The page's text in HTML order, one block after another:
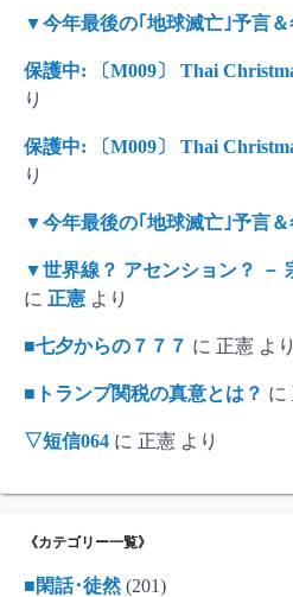
▼今年最後の｢地球滅亡｣予言＆
保護中: 〔M009〕 Thai
り
保護中: 〔M009〕 Thai
り
▼今年最後の｢地球滅亡｣予言＆
▼世界線？ アセンション？ －
に 正憲 より
■七夕からの７７７ に 正憲 より
■トランプ関税の真意とは？ に
▽短信064 に 正憲 より
《カテゴリー一覧》
■閑話･徒然(201)